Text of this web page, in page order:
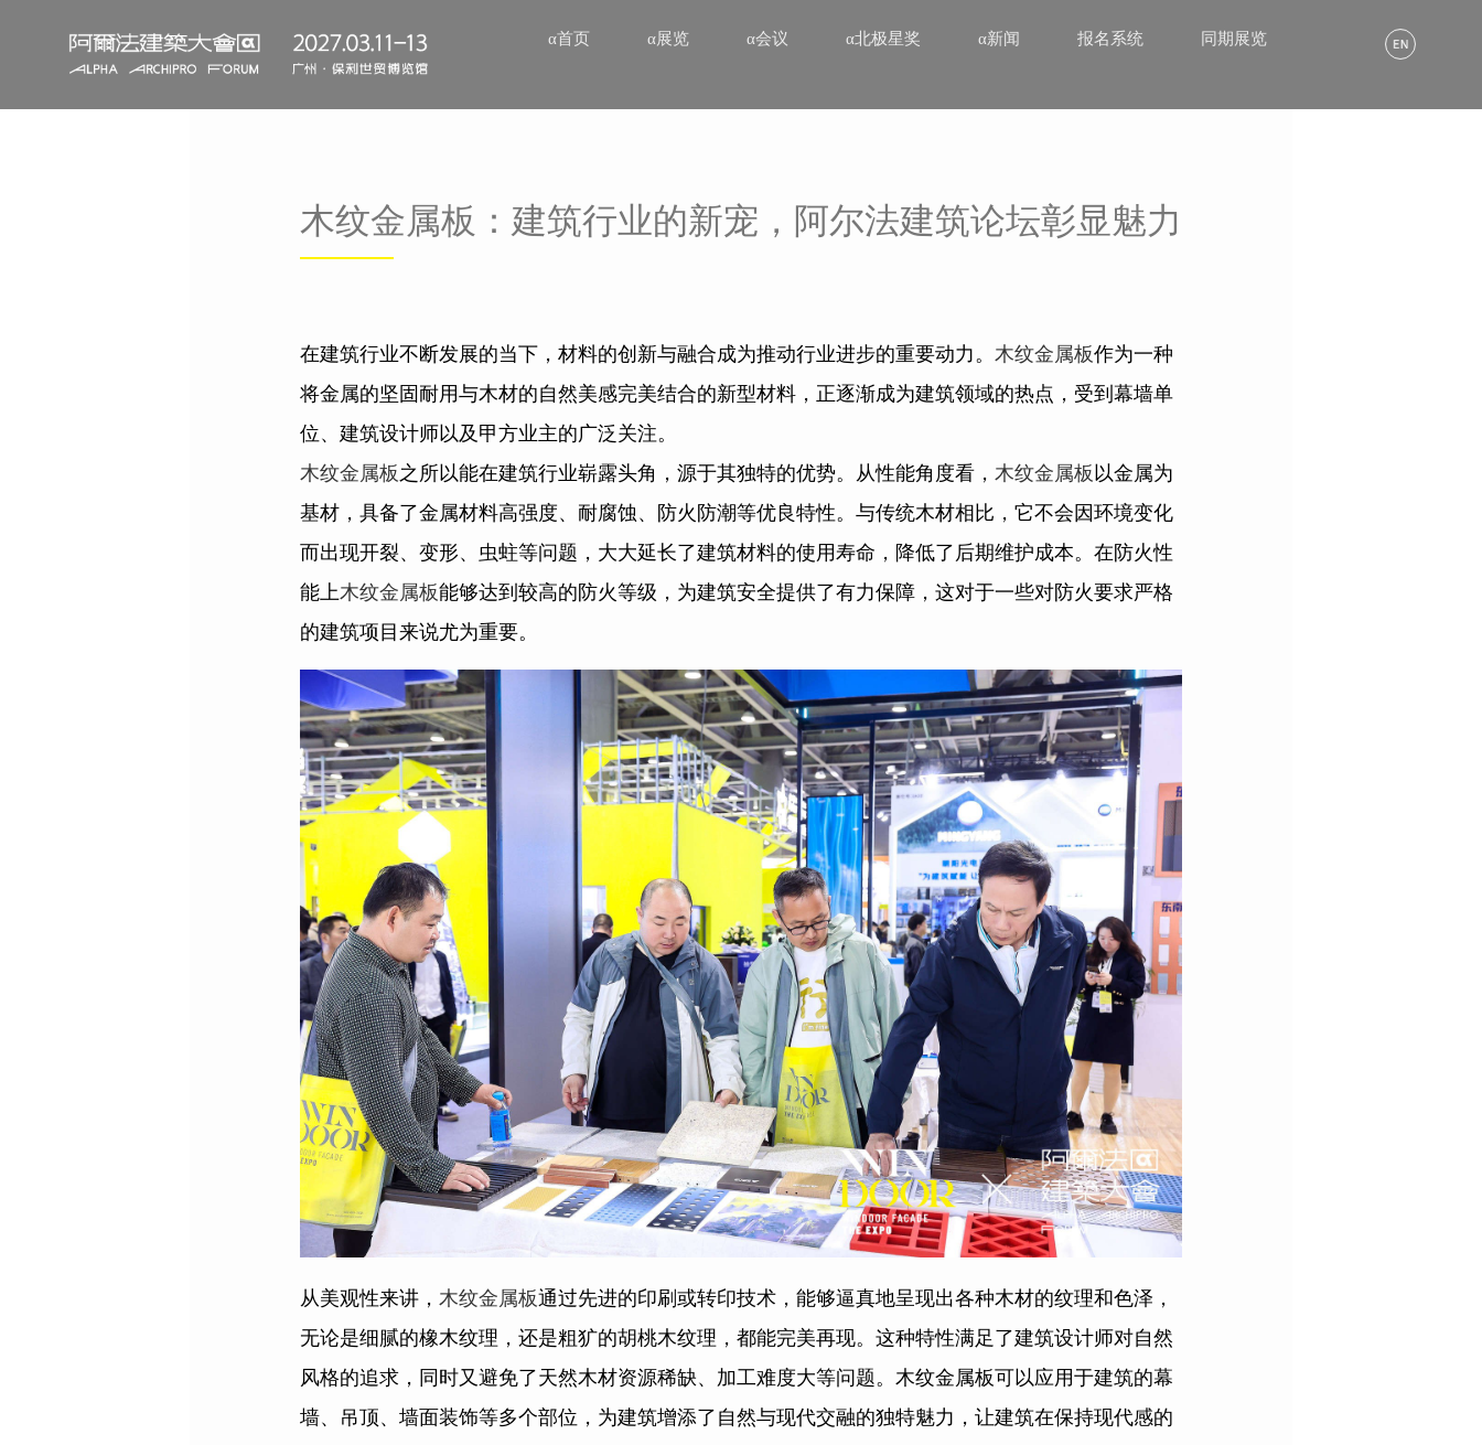
α首页 α展览 α会议 α北极星奖 α新闻 报名系统 同期展览
木纹金属板：建筑行业的新宠，阿尔法建筑论坛彰显魅力
在建筑行业不断发展的当下，材料的创新与融合成为推动行业进步的重要动力。 木纹金属板作为一种
将金属的坚固耐用与木材的自然美感完美结合的新型材料，正逐渐成为建筑领域的热点，受到幕墙单
位、建筑设计师以及甲方业主的广泛关注。
木纹金属板之所以能在建筑行业崭露头角，源于其独特的优势。从性能角度看， 木纹金属板以金属为
基材，具备了金属材料高强度、耐腐蚀、防火防潮等优良特性。与传统木材相比，它不会因环境变化
而出现开裂、变形、虫蛀等问题，大大延长了建筑材料的使用寿命，降低了后期维护成本。在防火性
能上木纹金属板能够达到较高的防火等级，为建筑安全提供了有力保障，这对于一些对防火要求严格
的建筑项目来说尤为重要。
从美观性来讲， 木纹金属板通过先进的印刷或转印技术，能够逼真地呈现出各种木材的纹理和色泽，
无论是细腻的橡木纹理，还是粗犷的胡桃木纹理，都能完美再现。这种特性满足了建筑设计师对自然
风格的追求，同时又避免了天然木材资源稀缺、加工难度大等问题。木纹金属板可以应用于建筑的幕
墙、吊顶、墙面装饰等多个部位，为建筑增添了自然与现代交融的独特魅力，让建筑在保持现代感的